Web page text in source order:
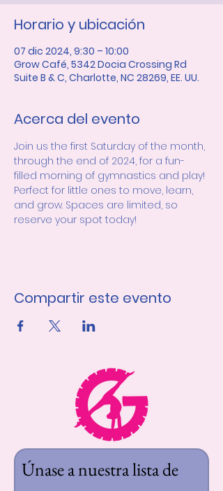
Horario y ubicación
07 dic 2024, 9:30 – 10:00
Grow Café, 5342 Docia Crossing Rd
Suite B & C, Charlotte, NC 28269, EE. UU.
Acerca del evento
Join us the first Saturday of the month,
through the end of 2024, for a fun-
filled morning of gymnastics and play!
Perfect for little ones to move, learn,
and grow. Spaces are limited, so
reserve your spot today!
Compartir este evento
Únase a nuestra lista de